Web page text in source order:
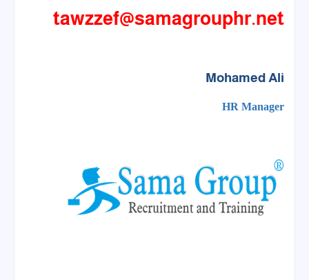
tawzzef@samagrouphr.net
Mohamed Ali
HR Manager